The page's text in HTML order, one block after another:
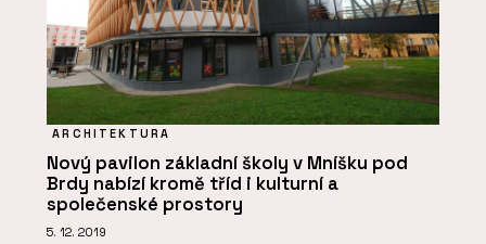
ARCHITEKTURA
Nový pavilon základní školy v Mníšku pod
Brdy nabízí kromě tříd i kulturní a
společenské prostory
5. 12. 2019